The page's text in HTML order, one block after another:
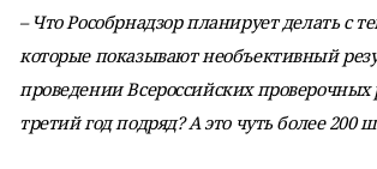
– Что Рособрнадзор планирует делать с
которые показывают необъективный
проведении Всероссийских проверочных
третий год подряд? А это чуть более 200